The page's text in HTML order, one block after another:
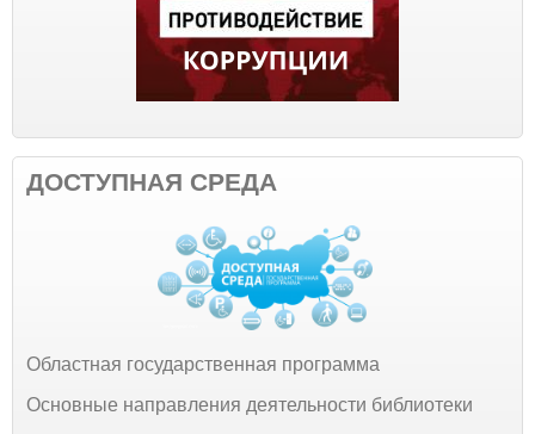
ДОСТУПНАЯ СРЕДА
Областная государственная программа
Основные направления деятельности библиотеки